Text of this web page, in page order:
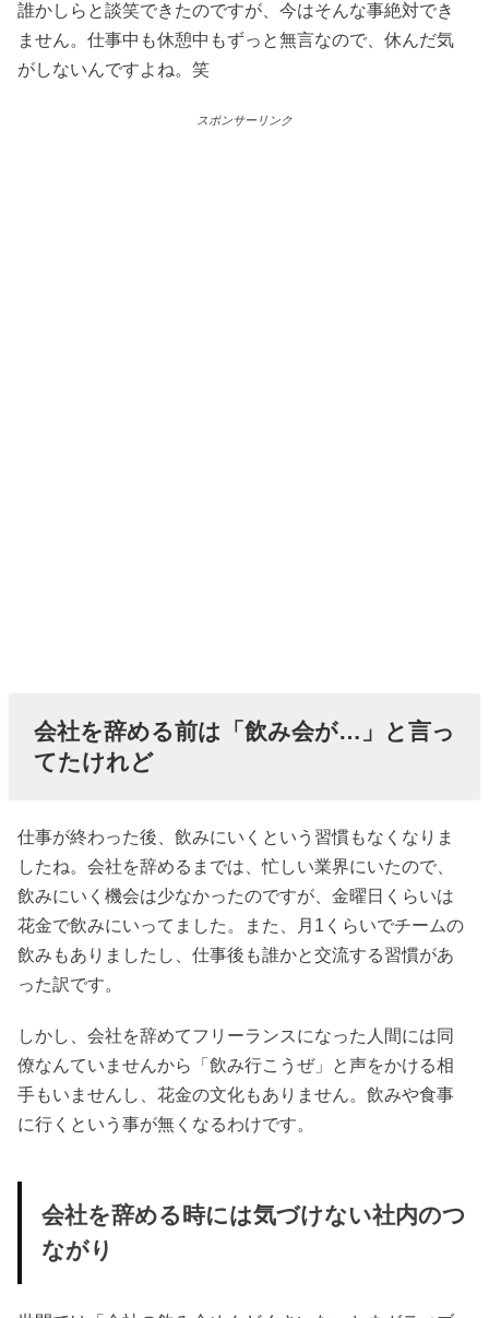
誰かしらと談笑できたのですが、今はそんな事絶対でき
ません。仕事中も休憩中もずっと無言なので、休んだ気
がしないんですよね。笑
スポンサーリンク
会社を辞める前は「飲み会が…」と言っ
てたけれど
仕事が終わった後、飲みにいくという習慣もなくなりま
したね。会社を辞めるまでは、忙しい業界にいたので、
飲みにいく機会は少なかったのですが、金曜日くらいは
花金で飲みにいってました。また、月1くらいでチームの
飲みもありましたし、仕事後も誰かと交流する習慣があ
った訳です。
しかし、会社を辞めてフリーランスになった人間には同
僚なんていませんから「飲み行こうぜ」と声をかける相
手もいませんし、花金の文化もありません。飲みや食事
に行くという事が無くなるわけです。
会社を辞める時には気づけない社内のつ
ながり